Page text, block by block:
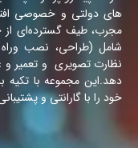
های دولتی و خصوصی
مجرب، طیف گسترده‌ای از
شامل (طراحی، نصب
نظارت تصویری و تعمیر
دهد.این مجموعه با
خود را با گارانتی و